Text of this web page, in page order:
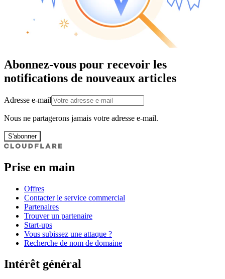
Abonnez-vous pour recevoir les
notifications de nouveaux articles
Adresse e-mail
Nous ne partagerons jamais votre adresse e-mail.
S'abonner
Prise en main
Offres
Contacter le service commercial
Partenaires
Trouver un partenaire
Start-ups
Vous subissez une attaque ?
Recherche de nom de domaine
Intérêt général